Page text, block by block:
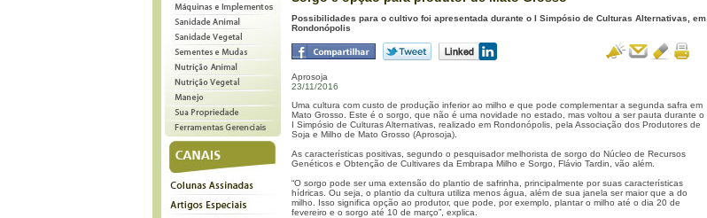
Possibilidades para o cultivo foi apresentada durante o I Simpósio de Culturas Alternativas, em
Rondonópolis
Aprosoja
23/11/2016
Uma cultura com custo de produção inferior ao milho e que pode complementar a segunda safra em
Mato Grosso. Este é o sorgo, que não é uma novidade no estado, mas voltou a ser pauta durante o
I Simpósio de Culturas Alternativas, realizado em Rondonópolis, pela Associação dos Produtores de
Soja e Milho de Mato Grosso (Aprosoja).
As características positivas, segundo o pesquisador melhorista de sorgo do Núcleo de Recursos
Genéticos e Obtenção de Cultivares da Embrapa Milho e Sorgo, Flávio Tardin, vão além.
“O sorgo pode ser uma extensão do plantio de safrinha, principalmente por suas características
hídricas. Ou seja, o plantio da cultura utiliza menos água, além de sua janela ser maior que a do
milho. Isso significa opção ao produtor, que pode, por exemplo, plantar o milho até o dia 20 de
fevereiro e o sorgo até 10 de março”, explica.